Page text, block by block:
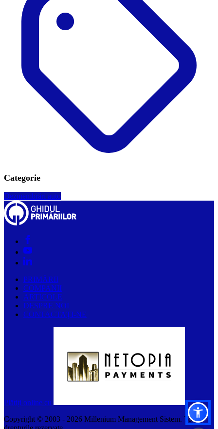
Categorie
Dezmembrări auto
PRIMĂRII
COMPANII
ARTICOLE
DESPRE NOI
CONTACTAȚI-NE
Plătiți online cu
Copyright © 2003 - 2026 Millenium Management Sistem. Toate